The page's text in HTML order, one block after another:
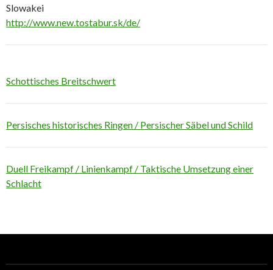
Slowakei
http://www.new.tostabur.sk/de/
Schottisches Breitschwert
Persisches historisches Ringen / Persischer Säbel und Schild
Duell Freikampf / Linienkampf / Taktische Umsetzung einer
Schlacht